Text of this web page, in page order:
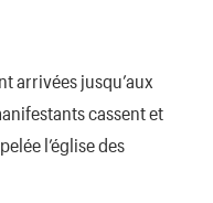
arrivées jusqu’aux
cassent et
l’église des